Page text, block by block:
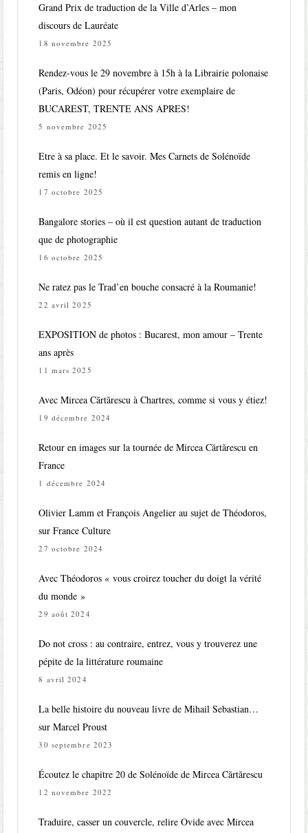
Grand Prix de traduction de la Ville d’Arles – mon
discours de Lauréate
18 novembre 2025
Rendez-vous le 29 novembre à 15h à la Librairie polonaise
(Paris, Odéon) pour récupérer votre exemplaire de
BUCAREST, TRENTE ANS APRES!
5 novembre 2025
Etre à sa place. Et le savoir. Mes Carnets de Solénoïde
remis en ligne!
17 octobre 2025
Bangalore stories – où il est question autant de traduction
que de photographie
16 octobre 2025
Ne ratez pas le Trad’en bouche consacré à la Roumanie!
22 avril 2025
EXPOSITION de photos : Bucarest, mon amour – Trente
ans après
11 mars 2025
Avec Mircea Cărtărescu à Chartres, comme si vous y étiez!
19 décembre 2024
Retour en images sur la tournée de Mircea Cărtărescu en
France
1 décembre 2024
Olivier Lamm et François Angelier au sujet de Théodoros,
sur France Culture
27 octobre 2024
Avec Théodoros « vous croirez toucher du doigt la vérité
du monde »
29 août 2024
Do not cross : au contraire, entrez, vous y trouverez une
pépite de la littérature roumaine
8 avril 2024
La belle histoire du nouveau livre de Mihail Sebastian…
sur Marcel Proust
30 septembre 2023
Écoutez le chapitre 20 de Solénoïde de Mircea Cărtărescu
12 novembre 2022
Traduire, casser un couvercle, relire Ovide avec Mircea